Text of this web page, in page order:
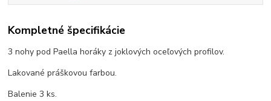
Kompletné špecifikácie
3 nohy pod Paella horáky z joklových oceľových profilov.
Lakované práškovou farbou.
Balenie 3 ks.